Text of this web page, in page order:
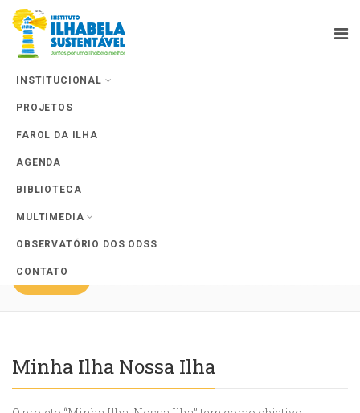
INSTITUCIONAL
PROJETOS
FAROL DA ILHA
AGENDA
BIBLIOTECA
MULTIMEDIA
OBSERVATÓRIO DOS ODSS
CONTATO
Ver todos projetos
Minha Ilha Nossa Ilha